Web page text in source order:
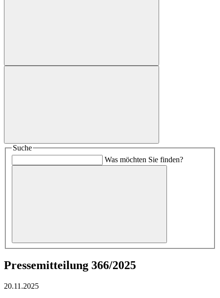
Suche
Was möchten Sie finden?
Pressemitteilung 366/2025
20.11.2025